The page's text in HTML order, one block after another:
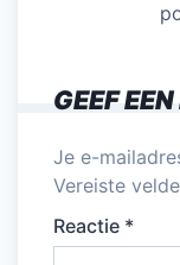
GEEF
Je e-
Vereiste
Reactie *